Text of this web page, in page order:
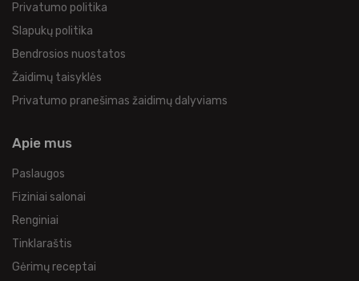
Privatumo politika
Slapukų politika
Bendrosios nuostatos
Žaidimų taisyklės
Privatumo pranešimas žaidimų dalyviams
Apie mus
Paslaugos
Fiziniai salonai
Renginiai
Tinklaraštis
Gėrimų receptai